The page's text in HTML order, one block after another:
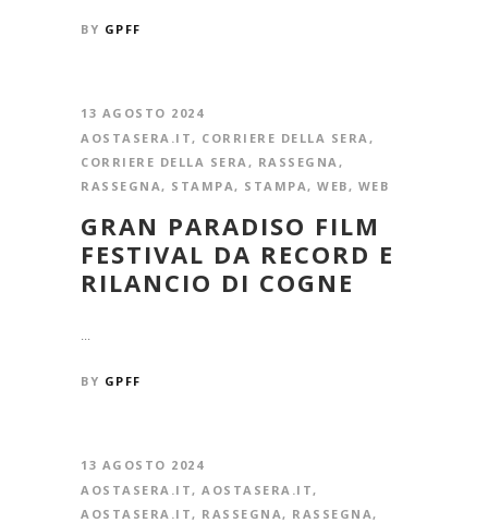
BY GPFF
13 AGOSTO 2024
AOSTASERA.IT, CORRIERE DELLA SERA,
CORRIERE DELLA SERA, RASSEGNA,
RASSEGNA, STAMPA, STAMPA, WEB, WEB
GRAN PARADISO FILM
FESTIVAL DA RECORD E
RILANCIO DI COGNE
...
BY GPFF
13 AGOSTO 2024
AOSTASERA.IT, AOSTASERA.IT,
AOSTASERA.IT, RASSEGNA, RASSEGNA,